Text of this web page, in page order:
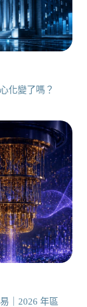
化變了嗎？
｜2026 年區